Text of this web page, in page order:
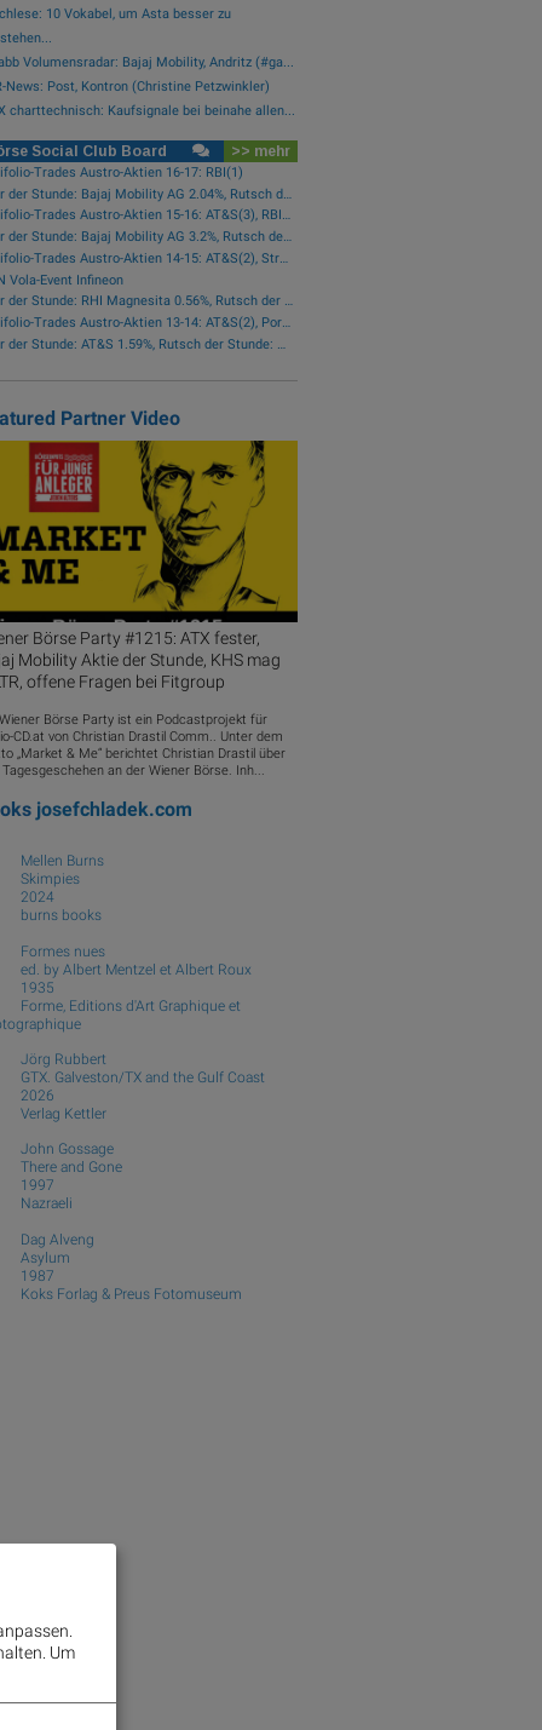
10 Vokabel, um Asta besser zu
Volumensradar: Bajaj Mobility, Andritz (#ga...
News: Post, Kontron (Christine Petzwinkler)
charttechnisch: Kaufsignale bei beinahe allen...
Social Club Board >> mehr
Trades Austro-Aktien 16-17: RBI(1)
wikifolio-Trades Austro-Aktien 15-16: AT&S(3), RBI(2), Wienerberger(1), voestalpine(1), Kontron(1), Bawag(1)
Star der Stunde: Bajaj Mobility AG 3.2%, Rutsch der Stunde: Polytec Group -1.01%
wikifolio-Trades Austro-Aktien 14-15: AT&S(2), Strabag(1)
Vola-Event Infineon
Star der Stunde: RHI Magnesita 0.56%, Rutsch der Stunde: Frequentis -0.45%
wikifolio-Trades Austro-Aktien 13-14: AT&S(2), Porr(1), RBI(1), Kontron(1)
Star der Stunde: AT&S 1.59%, Rutsch der Stunde: Bajaj Mobility AG -5.77%
Partner Video
Börse Party #1215: ATX fester,
Mobility Aktie der Stunde, KHS mag
offene Fragen bei Fitgroup
Börse Party ist ein Podcastprojekt für
CD.at von Christian Drastil Comm.. Unter dem
„Market & Me“ berichtet Christian Drastil über
an der Wiener Börse. Inh...
josefchladek.com
Mellen Burns
Skimpies
2024
burns books
Formes nues
ed. by Albert Mentzel et Albert Roux
1935
Forme, Editions d'Art Graphique et
Jörg Rubbert
GTX. Galveston/TX and the Gulf Coast
2026
Verlag Kettler
John Gossage
There and Gone
1997
Nazraeli
Dag Alveng
Asylum
1987
Koks Forlag & Preus Fotomuseum
Um